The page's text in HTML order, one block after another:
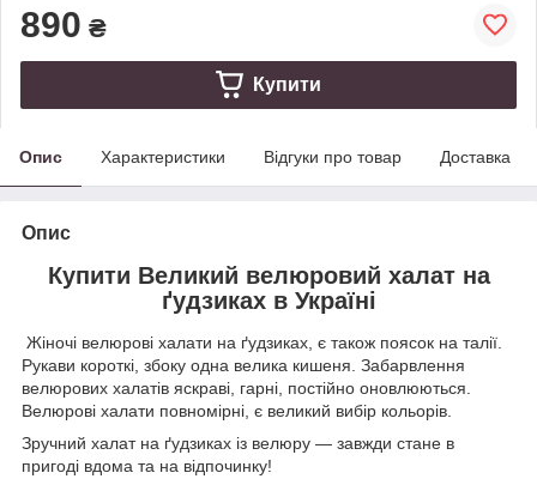
890 ₴
Купити
Опис Характеристики Відгуки про товар Доставка
Опис
Купити Великий велюровий халат на
ґудзиках в Україні
Жіночі велюрові халати на ґудзиках, є також поясок на талії.
Рукави короткі, збоку одна велика кишеня. Забарвлення
велюрових халатів яскраві, гарні, постійно оновлюються.
Велюрові халати повномірні, є великий вибір кольорів.
Зручний халат на ґудзиках із велюру — завжди стане в
пригоді вдома та на відпочинку!